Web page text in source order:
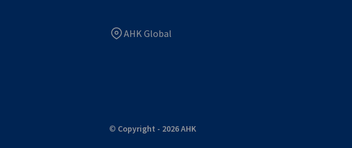
AHK Global
© Copyright - 2026 AHK